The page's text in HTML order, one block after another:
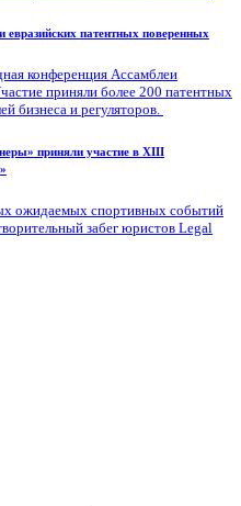
патентных поверенных
конференция Ассамблеи
приняли более 200 патентных
бизнеса и регуляторов.
приняли участие в XIII
ожидаемых спортивных событий
забег юристов Legal